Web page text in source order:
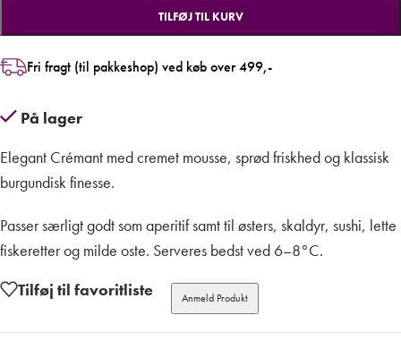
TILFØJ TIL KURV
Fri fragt (til pakkeshop) ved køb over 499,-
På lager
Elegant Crémant med cremet mousse, sprød friskhed og klassisk
burgundisk finesse.
Passer særligt godt som aperitif samt til østers, skaldyr, sushi, lette
fiskeretter og milde oste. Serveres bedst ved 6–8°C.
Tilføj til favoritliste
Anmeld Produkt